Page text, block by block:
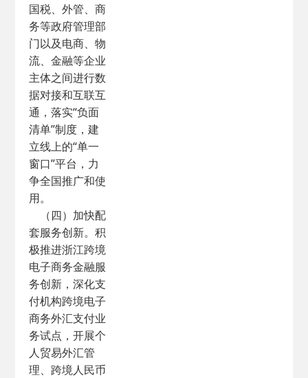
国税、外管、商
务等政府管理部
门以及电商、物
流、金融等企业
主体之间进行数
据对接和互联互
通，落实“负面
清单”制度，建
立线上的“单一
窗口”平台，力
争全国推广和使
用。
（四）加快配
套服务创新。积
极推进浙江跨境
电子商务金融服
务创新，深化支
付机构跨境电子
商务外汇支付业
务试点，开展个
人贸易外汇管
理、跨境人民币